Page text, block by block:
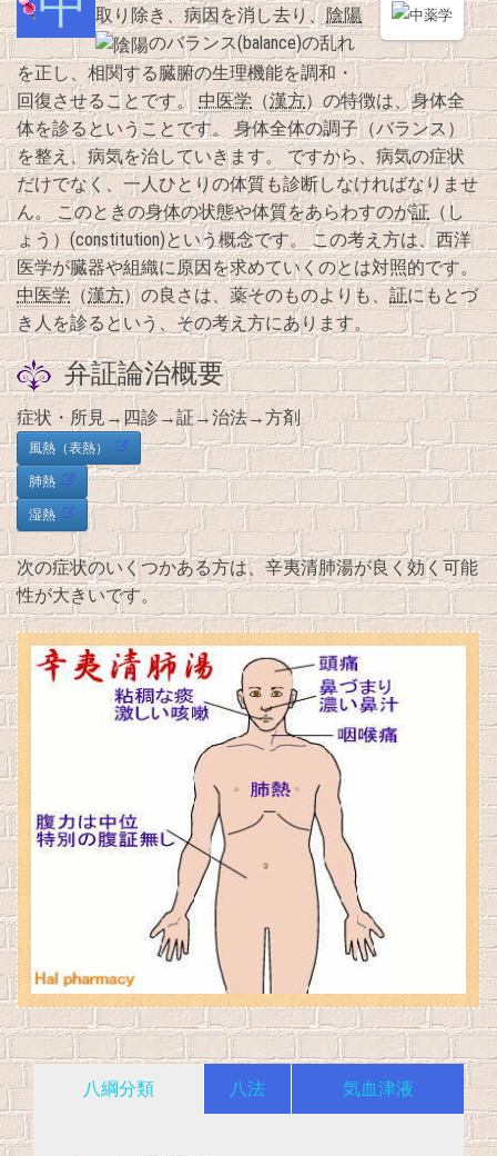
取り除き、病因を消し去り、 陰陽
のバランス(balance)の乱れ
を正し、相関する臓腑の生理機能を調和・
回復させることです。 中医学 （漢方）の特徴は、身体全
体を診るということです。 身体全体の調子（バランス）
を整え、病気を治していきます。 ですから、病気の症状
だけでなく、一人ひとりの体質も診断しなければなりませ
ん。 このときの身体の状態や体質をあらわすのが証 （し
ょう）(constitution)という概念です。 この考え方は、西洋
医学が臓器や組織に原因を求めていくのとは対照的です。
中医学 （漢方）の良さは、薬そのものよりも、 証にもとづ
き人を診るという、その考え方にあります。
弁証論治概要
症状・所見→四診→証→治法→方剤
風熱（表熱）
肺熱
湿熱
次の症状のいくつかある方は、辛夷清肺湯が良く効く可能
性が大きいです。
八綱分類 八法 気血津液